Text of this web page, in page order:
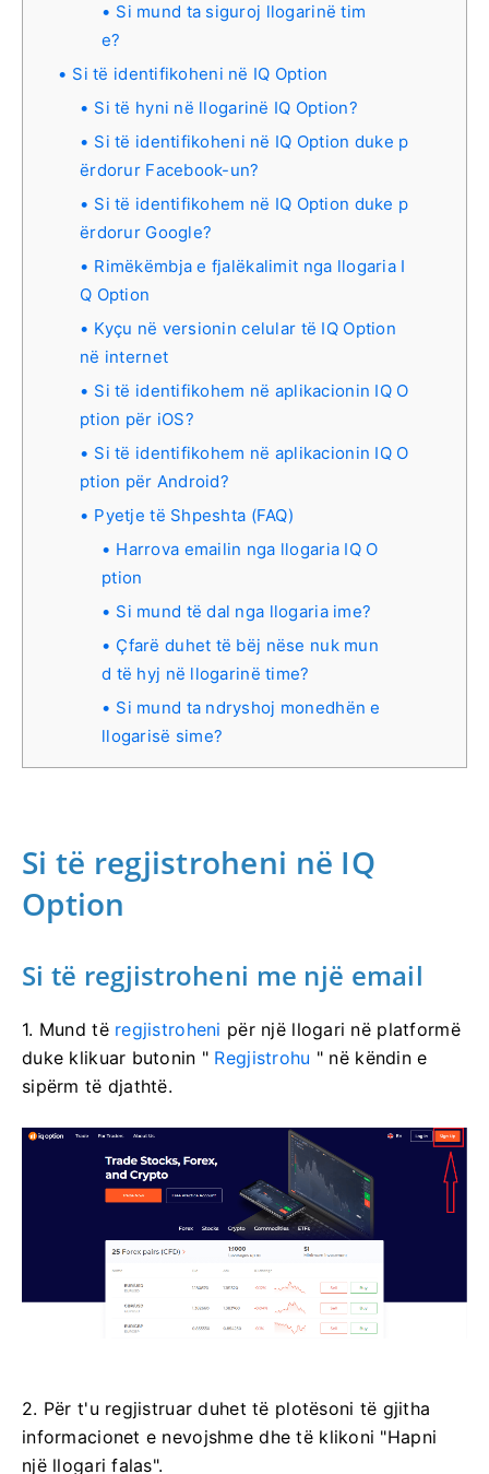
Si mund ta siguroj llogarinë tim
e?
Si të identifikoheni në IQ Option
Si të hyni në llogarinë IQ Option?
Si të identifikoheni në IQ Option duke p
ërdorur Facebook-un?
Si të identifikohem në IQ Option duke p
ërdorur Google?
Rimëkëmbja e fjalëkalimit nga llogaria I
Q Option
Kyçu në versionin celular të IQ Option
në internet
Si të identifikohem në aplikacionin IQ O
ption për iOS?
Si të identifikohem në aplikacionin IQ O
ption për Android?
Pyetje të Shpeshta (FAQ)
Harrova emailin nga llogaria IQ O
ption
Si mund të dal nga llogaria ime?
Çfarë duhet të bëj nëse nuk mun
d të hyj në llogarinë time?
Si mund ta ndryshoj monedhën e
llogarisë sime?
Si të regjistroheni në IQ
Option
Si të regjistroheni me një email
1. Mund të regjistroheni për një llogari në platformë
duke klikuar butonin " Regjistrohu " në këndin e
sipërm të djathtë.
2. Për t'u regjistruar duhet të plotësoni të gjitha
informacionet e nevojshme dhe të klikoni "Hapni
një llogari falas".